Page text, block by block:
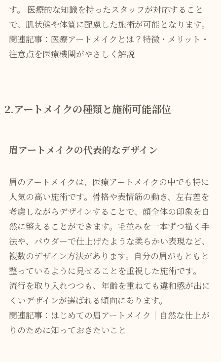
す。 医療的な知識を持ったスタッフが対応すること
で、肌状態や体質に配慮した施術が可能となります。
関連記事：医療アートメイクとは？特徴・メリット・
注意点を医療機関がやさしく解説
2.アートメイクの種類と施術可能部位
眉アートメイクの代表的なデザイン
眉のアートメイクは、医療アートメイクの中でも特に
人気の高い施術です。骨格や表情筋の動き、左右差を
考慮しながらデザインすることで、顔全体の印象を自
然に整えることができます。毛並みを一本ずつ描く手
法や、パウダーで仕上げたような柔らかい表現など、
複数のデザイン方法があります。自分の眉がもともと
整っているように見せることを重視した施術です。
流行を取り入れつつも、年齢を重ねても違和感が出に
くいデザインが選ばれる傾向にあります。
関連記事：はじめての眉アートメイク｜自然な仕上が
りのために知っておきたいこと